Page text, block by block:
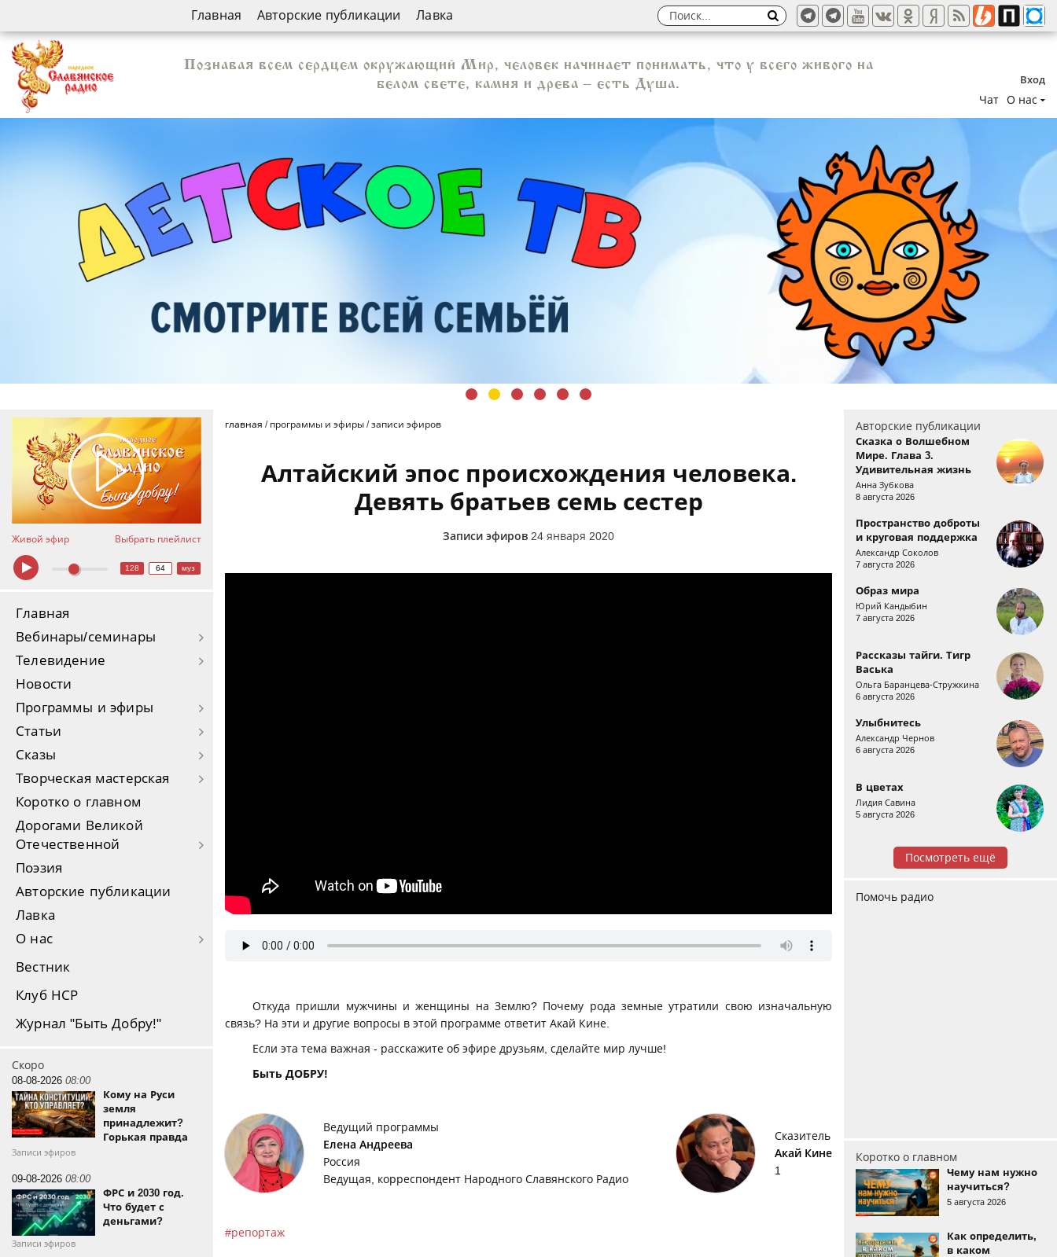
Главная Авторские публикации Лавка
Вход
Чат О нас
Познавая всем сердцем окружающий Мир, человек начинает понимать, что у всего живого на
белом свете, камня и древа – есть Душа.
Живой эфир Выбрать плейлист
128 64 муз
Главная
Вебинары/семинары
Телевидение
Новости
Программы и эфиры
Статьи
Сказы
Творческая мастерская
Коротко о главном
Дорогами Великой
Отечественной
Поэзия
Авторские публикации
Лавка
О нас
Вестник
Клуб НСР
Журнал "Быть Добру!"
Скоро
08-08-2026 08:00
Кому на Руси
земля
принадлежит?
Горькая правда
Записи эфиров
09-08-2026 08:00
ФРС и 2030 год.
Что будет с
деньгами?
Записи эфиров
главная / программы и эфиры/записи эфиров
Алтайский эпос происхождения человека.
Девять братьев семь сестер
Записи эфиров 24 января 2020
Откуда пришли мужчины и женщины на Землю? Почему рода земные утратили свою изначальную
связь? На эти и другие вопросы в этой программе ответит Акай Кине.
Если эта тема важная - расскажите об эфире друзьям, сделайте мир лучше!
Быть ДОБРУ!
Ведущий программы
Елена Андреева
Россия
Ведущая, корреспондент Народного Славянского Радио
Сказитель
Акай Кине
1
репортаж
Авторские публикации
Сказка о Волшебном
Мире. Глава 3.
Удивительная жизнь
Анна Зубкова
8 августа 2026
Пространство доброты
и круговая поддержка
Александр Соколов
7 августа 2026
Образ мира
Юрий Кандыбин
7 августа 2026
Рассказы тайги. Тигр
Васька
Ольга Баранцева-Стружкина
6 августа 2026
Улыбнитесь
Александр Чернов
6 августа 2026
В цветах
Лидия Савина
5 августа 2026
Посмотреть ещё
Помочь радио
Коротко о главном
Чему нам нужно
научиться?
5 августа 2026
Как определить,
в каком